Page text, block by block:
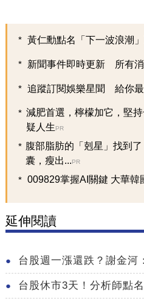
黃仁勳點名「下一波浪潮
新聞事件即時更新 所有消
追蹤訂閱娛樂星聞 給你
減肥首選，檸檬加它，堅
疑人生PR
腹部脂肪的「剋星」找到
囊，瘦出...PR
009829掌握AI關鍵 大華韓
延伸閱讀
台股週一漲還跌？謝金河
台股休市3天！分析師點